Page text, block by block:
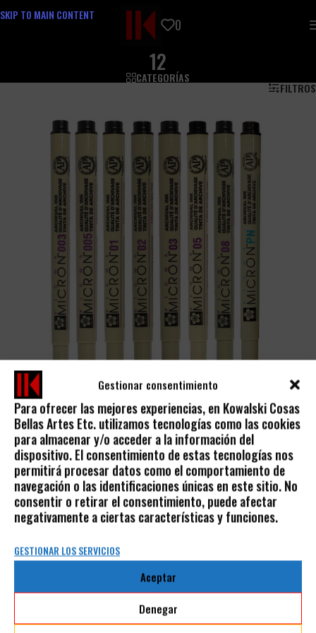
Gestionar consentimiento
Para ofrecer las mejores experiencias, en Kowalski Cosas
Bellas Artes Etc. utilizamos tecnologías como las cookies
para almacenar y/o acceder a la información del
dispositivo. El consentimiento de estas tecnologías nos
permitirá procesar datos como el comportamiento de
navegación o las identificaciones únicas en este sitio. No
consentir o retirar el consentimiento, puede afectar
negativamente a ciertas características y funciones.
GESTIONAR LOS SERVICIOS
Aceptar
Denegar
SKIP TO MAIN CONTENT
0
12
CATEGORÍAS
FILTROS
ROTULADORES CALIBRADOS PIGMA MICRON
2,50€ IVA incluido
AVISO LEGAL
POLÍTICA DE PRIVACIDAD